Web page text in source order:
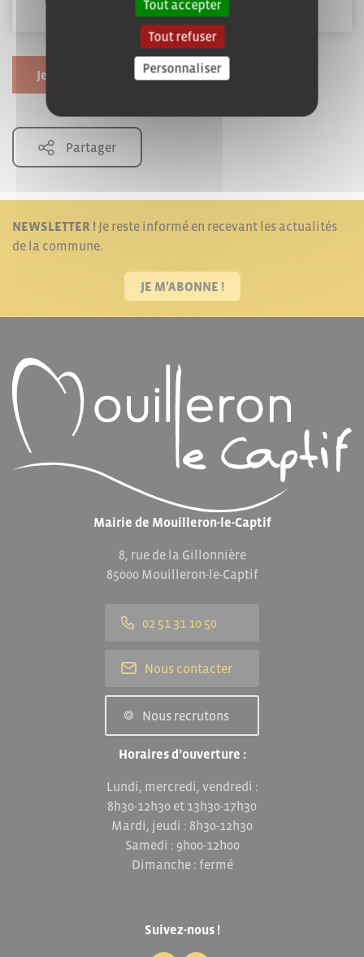
Je souhaite modifier cette fiche
Partager
NEWSLETTER ! Je reste informé en recevant les actualités
de la commune.
JE M'ABONNE !
Mairie de Mouilleron-le-Captif
8, rue de la Gillonnière
85000 Mouilleron-le-Captif
02 51 31 10 50
Nous contacter
Nous recrutons
Horaires d’ouverture :
Lundi, mercredi, vendredi :
8h30-12h30 et 13h30-17h30
Mardi, jeudi : 8h30-12h30
Samedi : 9h00-12h00
Dimanche : fermé
Suivez-nous !
Tout accepter
Tout refuser
Personnaliser